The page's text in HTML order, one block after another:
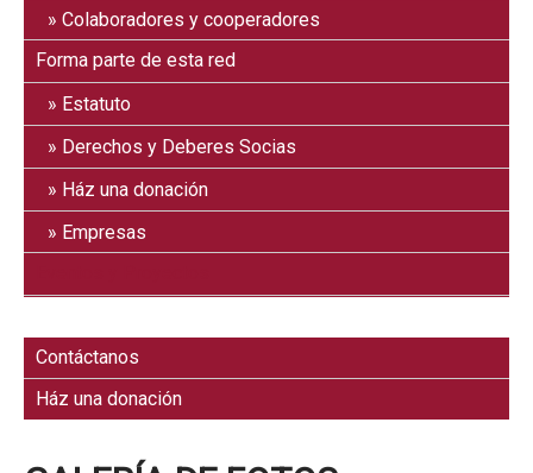
Colaboradores y cooperadores
Forma parte de esta red
Estatuto
Derechos y Deberes Socias
Ház una donación
Empresas
Contáctanos
Ház una donación